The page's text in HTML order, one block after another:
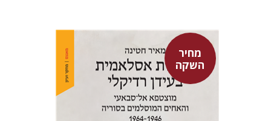
מחיר
השקה
מאיר חטינה